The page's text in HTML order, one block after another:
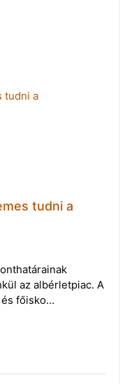
tudni a
az albérletpiac. A
főisko…